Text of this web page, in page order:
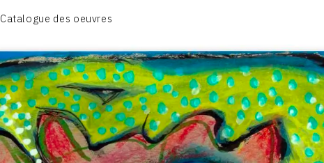
Catalogue des oeuvres
VOL.2: PEINTURE / DESSIN / COLLAGES / OEUVRE
VOL.3: SCULPTURES
CONTACT